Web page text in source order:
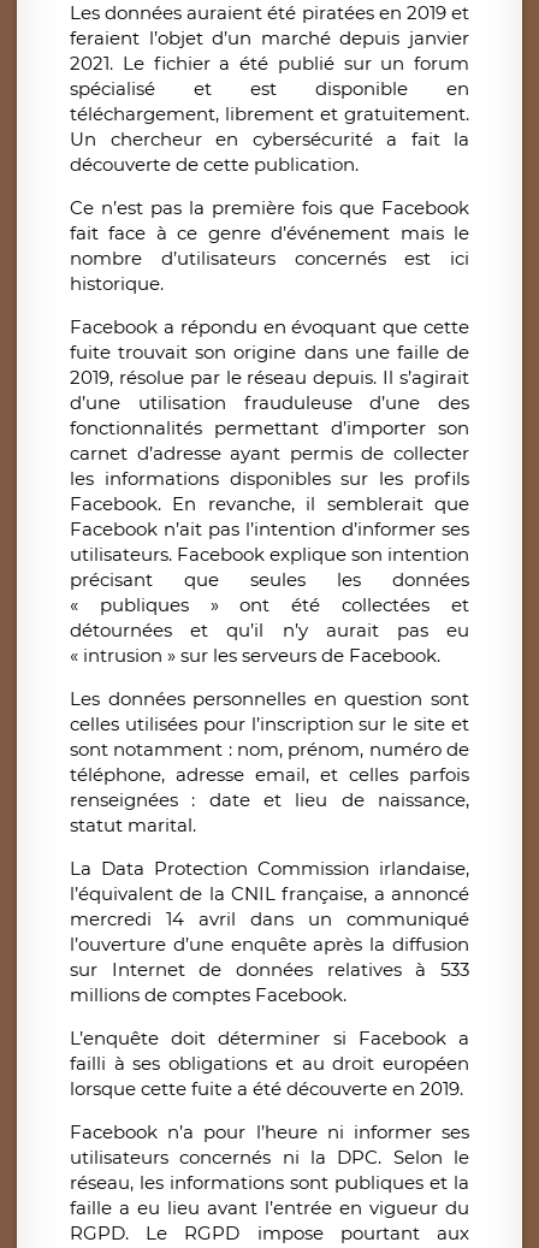
Les données auraient été piratées en 2019 et
feraient l’objet d’un marché depuis janvier
2021. Le fichier a été publié sur un forum
spécialisé et est disponible en
téléchargement, librement et gratuitement.
Un chercheur en cybersécurité a fait la
découverte de cette publication.
Ce n’est pas la première fois que Facebook
fait face à ce genre d’événement mais le
nombre d’utilisateurs concernés est ici
historique.
Facebook a répondu en évoquant que cette
fuite trouvait son origine dans une faille de
2019, résolue par le réseau depuis. Il s’agirait
d’une utilisation frauduleuse d’une des
fonctionnalités permettant d’importer son
carnet d’adresse ayant permis de collecter
les informations disponibles sur les profils
Facebook. En revanche, il semblerait que
Facebook n’ait pas l’intention d’informer ses
utilisateurs. Facebook explique son intention
précisant que seules les données
« publiques » ont été collectées et
détournées et qu’il n’y aurait pas eu
« intrusion » sur les serveurs de Facebook.
Les données personnelles en question sont
celles utilisées pour l’inscription sur le site et
sont notamment : nom, prénom, numéro de
téléphone, adresse email, et celles parfois
renseignées : date et lieu de naissance,
statut marital.
La Data Protection Commission irlandaise,
l’équivalent de la CNIL française, a annoncé
mercredi 14 avril dans un communiqué
l’ouverture d’une enquête après la diffusion
sur Internet de données relatives à 533
millions de comptes Facebook.
L’enquête doit déterminer si Facebook a
failli à ses obligations et au droit européen
lorsque cette fuite a été découverte en 2019.
Facebook n’a pour l’heure ni informer ses
utilisateurs concernés ni la DPC. Selon le
réseau, les informations sont publiques et la
faille a eu lieu avant l’entrée en vigueur du
RGPD. Le RGPD impose pourtant aux